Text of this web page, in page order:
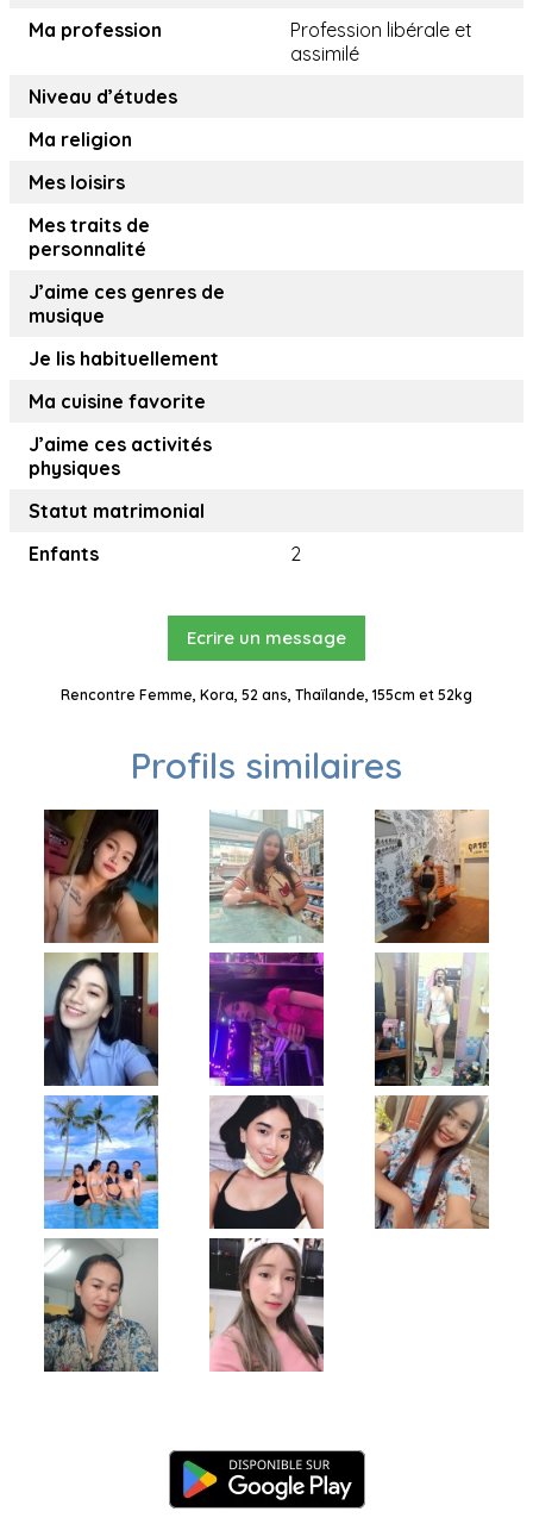
Ma profession
Profession libérale et
assimilé
Niveau d’études
Ma religion
Mes loisirs
Mes traits de
personnalité
J’aime ces genres de
musique
Je lis habituellement
Ma cuisine favorite
J’aime ces activités
physiques
Statut matrimonial
Enfants
2
Ecrire un message
Rencontre Femme, Kora, 52 ans, Thaïlande, 155cm et 52kg
Profils similaires